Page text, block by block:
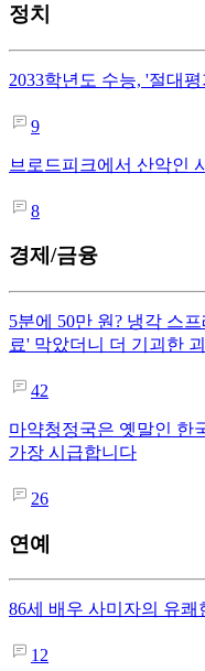
정치
2033학년도 수능, '절대
9
브로드피크에서 산악인
8
경제/금융
5분에 50만 원? 냉각 스
료' 막았더니 더 기괴한
42
마약청정국은 옛말인 한
가장 시급합니다
26
연예
86세 배우 사미자의 유
12